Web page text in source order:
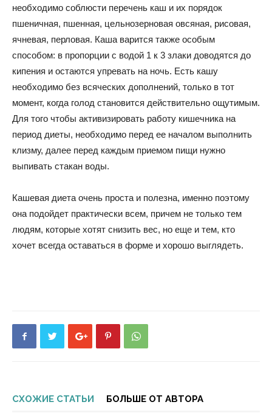
необходимо соблюсти перечень каш и их порядок
пшеничная, пшенная, цельнозерновая овсяная, рисовая,
ячневая, перловая. Каша варится также особым
способом: в пропорции с водой 1 к 3 злаки доводятся до
кипения и остаются упревать на ночь. Есть кашу
необходимо без всяческих дополнений, только в тот
момент, когда голод становится действительно ощутимым.
Для того чтобы активизировать работу кишечника на
период диеты, необходимо перед ее началом выполнить
клизму, далее перед каждым приемом пищи нужно
выпивать стакан воды.
Кашевая диета очень проста и полезна, именно поэтому
она подойдет практически всем, причем не только тем
людям, которые хотят снизить вес, но еще и тем, кто
хочет всегда оставаться в форме и хорошо выглядеть.
СХОЖИЕ СТАТЬИ БОЛЬШЕ ОТ АВТОРА